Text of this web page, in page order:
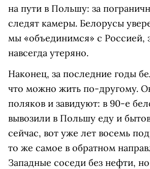
на пути в Польшу: за
следят камеры. Белорусы
мы «объединимся» с Россией,
навсегда утеряно.
Наконец, за последние годы
что можно жить по-другому.
поляков и завидуют: в 90-е
вывозили в Польшу еду и
сейчас, вот уже лет восемь
то же самое в обратном
Западные соседи без нефти,